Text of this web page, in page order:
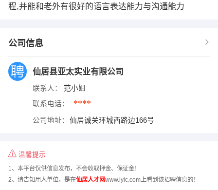
程,并能和老外有很好的语言表达能力与沟通能力
公司信息
仙居县亚太实业有限公司
联系人： 范小姐
联系电话： ****
公司地址： 仙居诚关环城西路边166号
温馨提示
1、本平台仅供信息发布，不会收取押金、保证金！
2、请告知用人单位，是在仙居人才网www.lylc.com上看到该招聘信息的！